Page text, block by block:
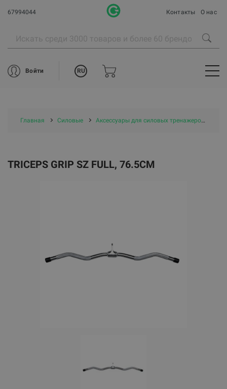
67994044 Контакты О нас
Войти RU
Главная Силовые Аксессуары для силовых тренажеров
TRICEPS GRIP SZ FULL, 76.5CM